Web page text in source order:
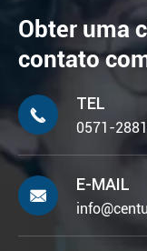
Obter uma
contato

TEL
0571-

E-MAIL